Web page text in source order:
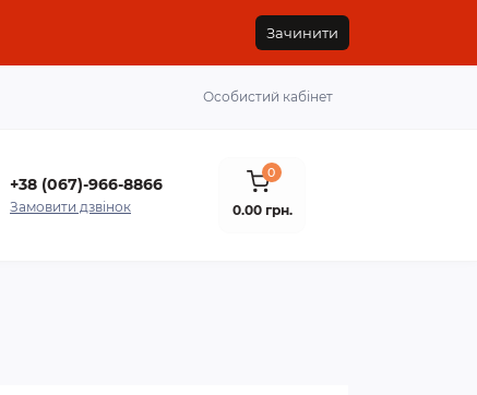
Зачинити
Особистий кабінет
+38 (067)-966-8866
Замовити дзвінок
0
0.00 грн.